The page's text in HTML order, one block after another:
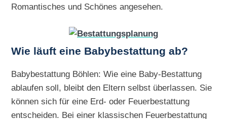
Romantisches und Schönes angesehen.
Wie läuft eine Babybestattung ab?
Babybestattung Böhlen: Wie eine Baby-Bestattung
ablaufen soll, bleibt den Eltern selbst überlassen. Sie
können sich für eine Erd- oder Feuerbestattung
entscheiden. Bei einer klassischen Feuerbestattung